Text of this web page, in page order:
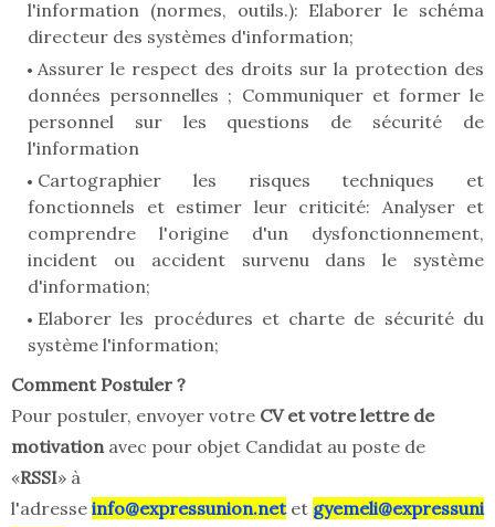
l'information (normes, outils.): Elaborer le schéma
directeur des systèmes d'information;
Assurer le respect des droits sur la protection des
données personnelles ; Communiquer et former le
personnel sur les questions de sécurité de
l'information
Cartographier les risques techniques et
fonctionnels et estimer leur criticité: Analyser et
comprendre l'origine d'un dysfonctionnement,
incident ou accident survenu dans le système
d'information;
Elaborer les procédures et charte de sécurité du
système l'information;
Comment Postuler ?
Pour postuler, envoyer votre CV et votre lettre de
motivation avec pour objet Candidat au poste de
«RSSI» à
l'adresse info@expressunion.net et gyemeli@expressuni